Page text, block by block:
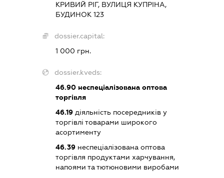
КРИВИЙ РІГ, ВУЛИЦЯ КУПРІНА,
БУДИНОК 123
dossier.capital:
1 000 грн.
dossier.kveds:
46.90 неспеціалізована оптова
торгівля
46.19 діяльність посередників у
торгівлі товарами широкого
асортименту
46.39 неспеціалізована оптова
торгівля продуктами харчування,
напоями та тютюновими виробами